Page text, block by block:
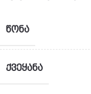
ᲬᲝᲜᲐ
ᲥᲕᲔᲧᲐᲜᲐ